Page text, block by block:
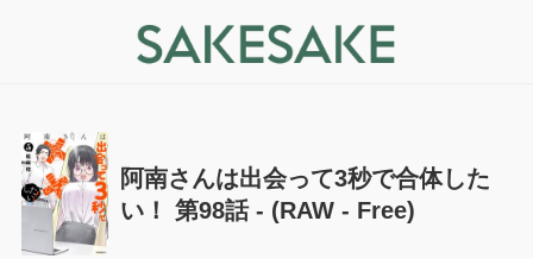
阿南さんは出会って3秒で合体した
い！ 第98話 - (RAW - Free)